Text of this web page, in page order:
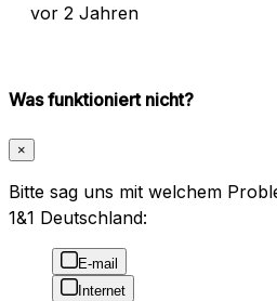
vor 2 Jahren
Was funktioniert nicht?
×
Bitte sag uns mit welchem
1&1 Deutschland:
E-mail
Internet